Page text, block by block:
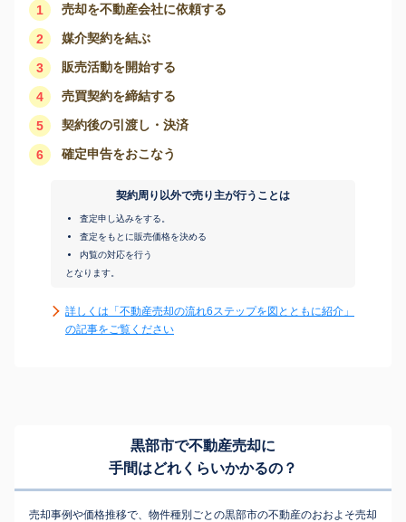
1 売却を不動産会社に依頼する
2 媒介契約を結ぶ
3 販売活動を開始する
4 売買契約を締結する
5 契約後の引渡し・決済
6 確定申告をおこなう
契約周り以外で売り主が行うことは
査定申し込みをする。
査定をもとに販売価格を決める
内覧の対応を行う
となります。
詳しくは「不動産売却の流れ6ステップを図とともに紹介」
の記事をご覧ください
黒部市で不動産売却に
手間はどれくらいかかるの？
売却事例や価格推移で、物件種別ごとの黒部市の不動産のおおよそ売却